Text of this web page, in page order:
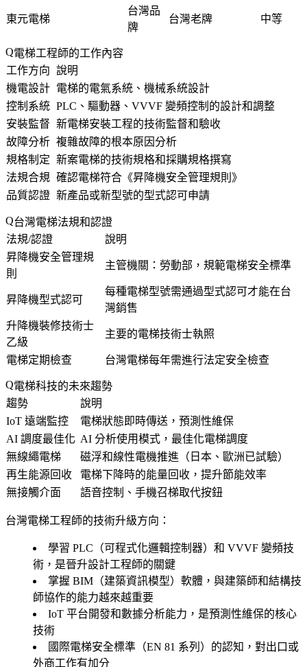
東元電梯
台灣品
牌
台灣老牌 中等
電梯工程師的工作內容
工作方向 說明
機電設計 電梯的電氣系統、機械系統設計
控制系統 PLC、驅動器、VVVF 變頻控制的設計和調整
安裝監督 新電梯安裝工程的技術監督和驗收
故障分析 複雜故障的根本原因分析
規格制定 新案電梯的技術規格和採購規格撰寫
法規合規 確認電梯符合《昇降機安全管理規則》
品質認證 新產品或新型號的型式認可申請
台灣電梯法規和認證
法規/認證
說明
昇降機安全管理規
則
主管機關：勞動部，規範電梯安全標準
昇降機型式認可
每種電梯型號需通過型式認可才能在台
灣銷售
升降機裝修技術士
乙級
主要的電梯技術士執照
電梯定期檢查 台灣電梯每年需進行法定安全檢查
電梯科技的未來趨勢
趨勢
說明
IoT 遠端監控
電梯狀態即時傳送，預測性維保
AI 調度最佳化 AI 分析使用模式，最佳化電梯調度
無線繩電梯
磁浮和線性電機推進（日本、歐洲已試驗）
再生能源回收
電梯下降時的能量回收，提升節能效率
無接觸介面
語音控制、手機召梯取代按鈕
台灣電梯工程師的技術升級方向 ：
學習 PLC（可程式化邏輯控制器）和 VVVF 變頻技
術，是晉升設計工程師的關鍵
掌握 BIM（建築資訊模型）軟體，與建築師和結構技
師協作的能力越來越重要
IoT 平台開發和數據分析能力，是預測性維保的核心
技術
國際電梯安全標準（EN 81 系列）的認知，對出口或
外商工作有加分